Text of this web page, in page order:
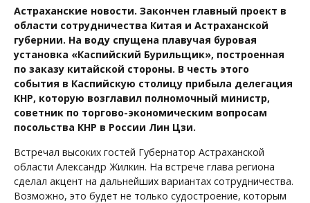
Астраханские новости. Закончен главный проект в
области сотрудничества Китая и Астраханской
губернии. На воду спущена плавучая буровая
установка «Каспийский Бурильщик», построенная
по заказу китайской стороны. В честь этого
события в Каспийскую столицу прибыла делегация
КНР, которую возглавил полномочный министр,
советник по торгово-экономическим вопросам
посольства КНР в России Лин Цзи.
Встречал высоких гостей Губернатор Астраханской
области Александр Жилкин. На встрече глава региона
сделал акцент на дальнейших вариантах сотрудничества.
Возможно, это будет не только судостроение, которым